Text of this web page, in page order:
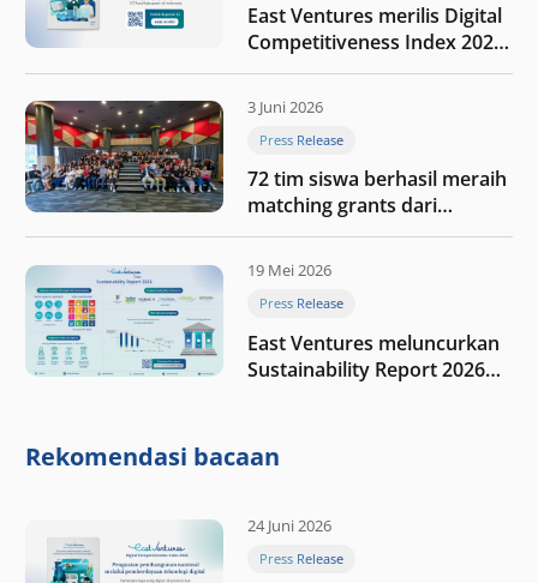
East Ventures merilis Digital
Competitiveness Index 2026,
menyoroti fase transformasi
digital Indonesia selanjutnya
3 Juni 2026
Press Release
72 tim siswa berhasil meraih
matching grants dari
program My First $1000
19 Mei 2026
Press Release
East Ventures meluncurkan
Sustainability Report 2026
nilai melalui kedisiplinan”
Rekomendasi bacaan
24 Juni 2026
Press Release